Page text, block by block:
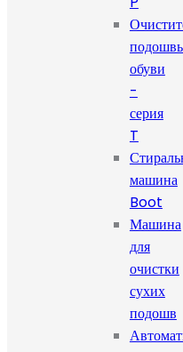
обуви
-
серия
T
машина
Boot
Машина
для
очистки
сухих
подошв